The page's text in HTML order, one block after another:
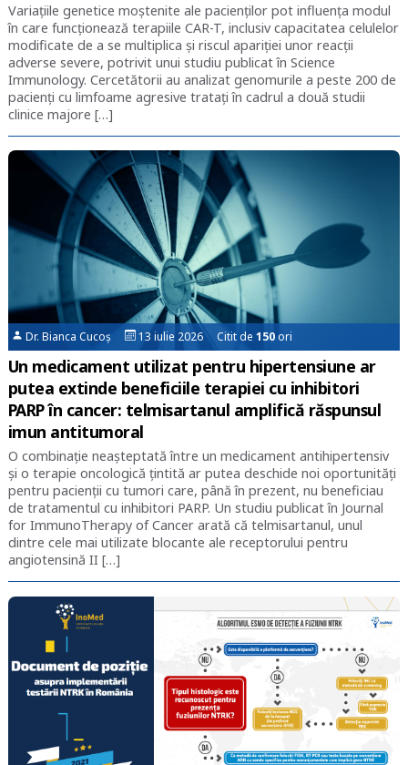
Variațiile genetice moștenite ale pacienților pot influența modul
în care funcționează terapiile CAR-T, inclusiv capacitatea celulelor
modificate de a se multiplica și riscul apariției unor reacții
adverse severe, potrivit unui studiu publicat în Science
Immunology. Cercetătorii au analizat genomurile a peste 200 de
pacienți cu limfoame agresive tratați în cadrul a două studii
clinice majore […]
Dr. Bianca Cucoș 13 iulie 2026 Citit de150ori
Un medicament utilizat pentru hipertensiune ar
putea extinde beneficiile terapiei cu inhibitori
PARP în cancer: telmisartanul amplifică răspunsul
imun antitumoral
O combinație neașteptată între un medicament antihipertensiv
și o terapie oncologică țintită ar putea deschide noi oportunități
pentru pacienții cu tumori care, până în prezent, nu beneficiau
de tratamentul cu inhibitori PARP. Un studiu publicat în Journal
for ImmunoTherapy of Cancer arată că telmisartanul, unul
dintre cele mai utilizate blocante ale receptorului pentru
angiotensină II […]